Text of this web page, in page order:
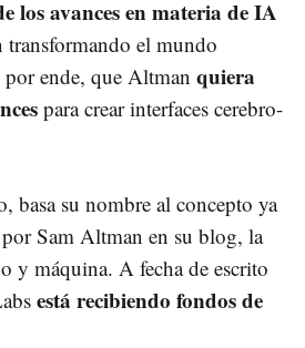
los avances en materia de IA
transformando el mundo
ende, que Altman quiera
para crear interfaces cerebro-
basa su nombre al concepto ya
Sam Altman en su blog, la
y máquina. A fecha de escrito
está recibiendo fondos de